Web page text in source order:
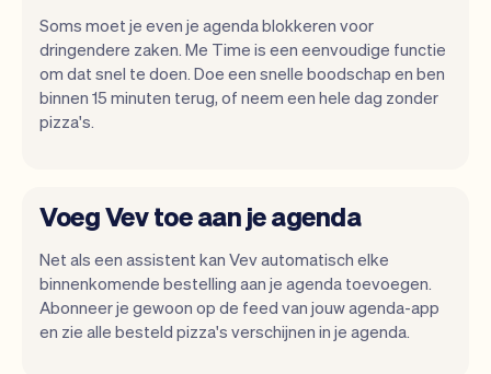
Soms moet je even je agenda blokkeren voor
dringendere zaken. Me Time is een eenvoudige functie
om dat snel te doen. Doe een snelle boodschap en ben
binnen 15 minuten terug, of neem een hele dag zonder
pizza's.
Voeg Vev toe aan je agenda
Net als een assistent kan Vev automatisch elke
binnenkomende bestelling aan je agenda toevoegen.
Abonneer je gewoon op de feed van jouw agenda-app
en zie alle besteld pizza's verschijnen in je agenda.